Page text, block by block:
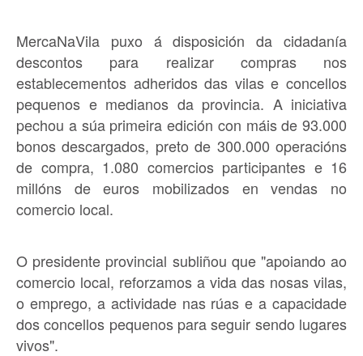
MercaNaVila puxo á disposición da cidadanía
descontos para realizar compras nos
establecementos adheridos das vilas e concellos
pequenos e medianos da provincia. A iniciativa
pechou a súa primeira edición con máis de 93.000
bonos descargados, preto de 300.000 operacións
de compra, 1.080 comercios participantes e 16
millóns de euros mobilizados en vendas no
comercio local.
O presidente provincial subliñou que "apoiando ao
comercio local, reforzamos a vida das nosas vilas,
o emprego, a actividade nas rúas e a capacidade
dos concellos pequenos para seguir sendo lugares
vivos".